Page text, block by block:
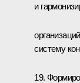
и
систему
19.